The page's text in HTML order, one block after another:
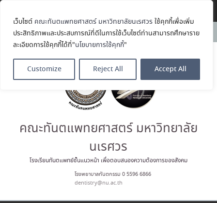
เว็บไซต์ คณะทันตแพทยศาสตร์ มหาวิทยาลัยนเรศวร ใช้คุกกี้เพื่อเพิ่ม
ประสิทธิภาพและประสบการณ์ที่ดีในการใช้เว็บไซต์ท่านสามารถศึกษาราย
ละเอียดการใช้คุกกี้ได้ที่"นโยบายการใช้คุกกี้"
Customize Reject All Accept All
News:
ขอแสดงความยินดีกับ รศ.ทพญ.รัช
วรรณ ตัณศลารักษ์ อาจารย์ประจำ
ภาควิชาทันตกรรมป้องกัน สาขาวิชา
ตำแหน่ง เลขาธิการสมาคม
ทันตแพทย์จัดฟันแห่ง
ประมวลภาพบรรยากาศกิจกรรม
Dent Connect Board Game
Café ครั้งที่ 1 เมื่อวันที่ 4 สิงหาคม
2569 ณ คณะทันแพทยศาสตร์
คณะทันตแพทยศาสตร์
ประชาสัมพันธ์ หลักสูตรทันตแพทย
ศาสตรบัณฑิต และหลักสูตร
ในโครงการ Open House 2026
กิจกรรม NU Explore: เคลียร์ตัว
คณะทันตแพทยศาสตร์ มหาวิทยาลัย
นเรศวร
โรงเรียนทันตแพทย์ชั้นแนวหน้า เพื่อตอบสนองความต้องการของสังคม
โรงพยาบาลทันตกรรม 0 5596 6866
dentistry@nu.ac.th